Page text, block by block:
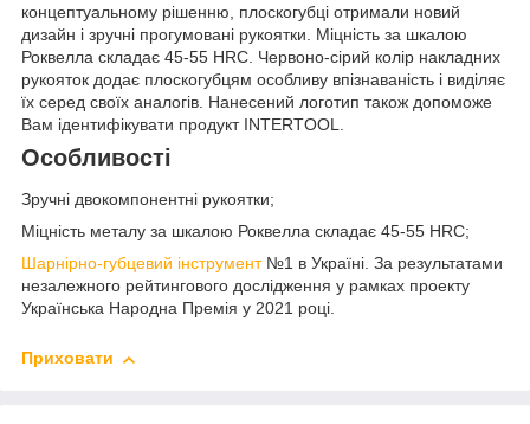
концептуальному рішенню, плоскогубці отримали новий
дизайн і зручні прогумовані рукоятки. Міцність за шкалою
Роквелла складає 45-55 HRC. Червоно-сірий колір накладних
рукояток додає плоскогубцям особливу впізнаваність і виділяє
їх серед своїх аналогів. Нанесений логотип також допоможе
Вам ідентифікувати продукт INTERTOOL.
Особливості
Зручні двокомпонентні рукоятки;
Міцність металу за шкалою Роквелла складає 45-55 HRC;
Шарнірно-губцевий інструмент№1 в Україні. За результатами
незалежного рейтингового дослідження у рамках проекту
Українська Народна Премія у 2021 році.
Приховати